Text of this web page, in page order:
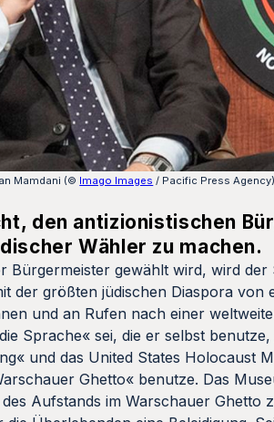
Mamdani (© Imago Images / Pacific Press Agency)
den antizionistischen
Wähler zu machen.
Bürgermeister gewählt wird, wird
der größten jüdischen Diaspora
und an Rufen nach einer
Sprache« sei, die er selbst
und das United States Holocaust
Ghetto« benutze. Das
Aufstands im Warschauer Ghetto